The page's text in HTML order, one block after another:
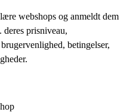
webshops og anmeldt dem
prisniveau,
betingelser,